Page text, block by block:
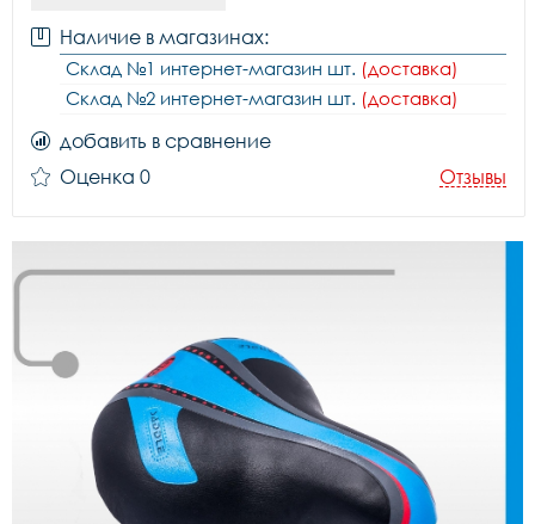
Наличие в магазинах:
Склад №1 интернет-магазин шт. (доставка)
Склад №2 интернет-магазин шт. (доставка)
добавить в сравнение
Оценка 0
Отзывы